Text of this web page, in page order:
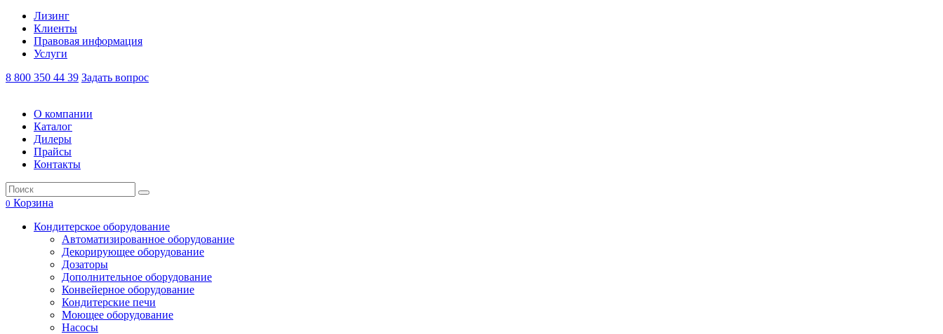
Лизинг
Клиенты
Правовая информация
Услуги
8 800 350 44 39 Задать вопрос
О компании
Каталог
Дилеры
Прайсы
Контакты
0 Корзина
Кондитерское оборудование
Автоматизированное оборудование
Декорирующее оборудование
Дозаторы
Дополнительное оборудование
Конвейерное оборудование
Кондитерские печи
Моющее оборудование
Насосы